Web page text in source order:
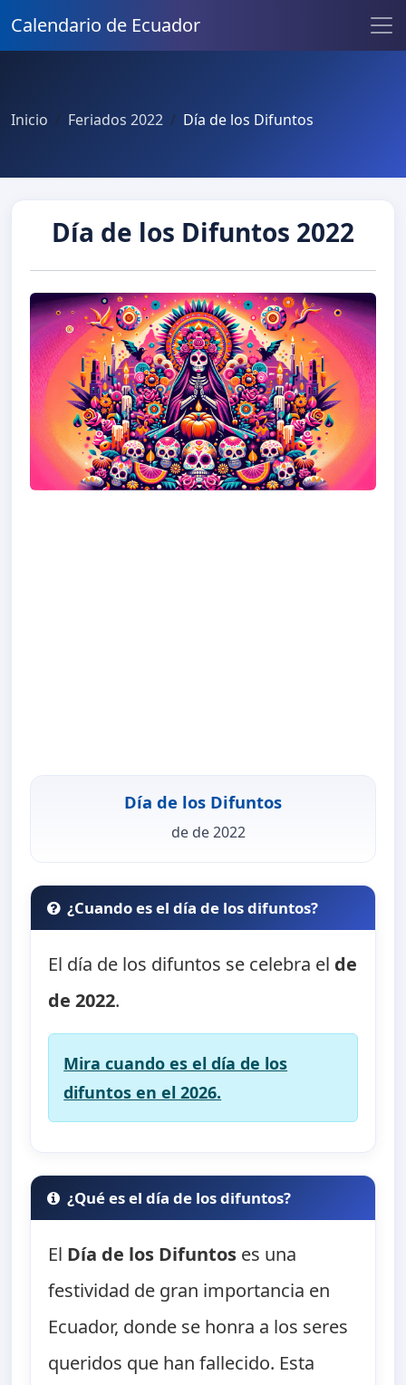
Calendario de Ecuador
Inicio Feriados 2022 Día de los Difuntos
Día de los Difuntos 2022
Día de los Difuntos
de de 2022
¿Cuando es el día de los difuntos?
El día de los difuntos se celebra el de
de 2022.
Mira cuando es el día de los
difuntos en el 2026.
¿Qué es el día de los difuntos?
El Día de los Difuntos es una
festividad de gran importancia en
Ecuador, donde se honra a los seres
queridos que han fallecido. Esta